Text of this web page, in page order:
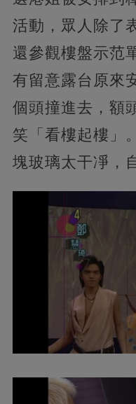
活動，眾人除了
還參觀樓盤示范
有留意露台原來
個頭撞進去，額
笑「看樓起樓」
塊玻璃太干凈，